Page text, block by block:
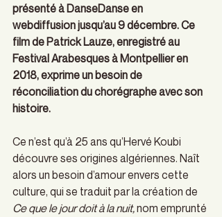
présenté à DanseDanse en
webdiffusion jusqu’au 9 décembre. Ce
film de Patrick Lauze, enregistré au
Festival Arabesques à Montpellier en
2018, exprime un besoin de
réconciliation du chorégraphe avec son
histoire.
Ce n’est qu’à 25 ans qu’Hervé Koubi
découvre ses origines algériennes. Naît
alors un besoin d’amour envers cette
culture, qui se traduit par la création de
Ce que le jour doit à la nuit, nom emprunté